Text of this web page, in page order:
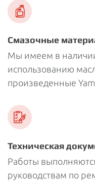
Смазочные
Мы имеем в
использованию
произведенные
Техническая
Работы
руководствам по